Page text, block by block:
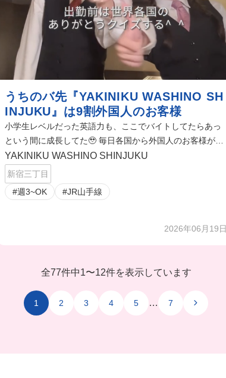
うちのバ先『YAKINIKU WASHINO SH
INJUKU』は9割外国人のお客様
小学生レベルだった英語力も、ここでバイトしてたらあっ
という間に成長してた🥹 毎日各国から外国人のお客様が来
店するから、海外にいる気分でほんと楽しい🥺💞
YAKINIKU WASHINO SHINJUKU
新宿三丁目
#週3~OK
#JR山手線
2026年06月19日
全77件中1〜12件を表示しています
1 2 3 4 5 … 7